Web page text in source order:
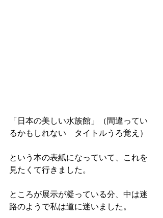
「日本の美しい水族館」（間違ってい
るかもしれない　タイトルうろ覚え）
という本の表紙になっていて、これを
見たくて行きました。
ところが展示が凝っている分、中は迷
路のようで私は道に迷いました。